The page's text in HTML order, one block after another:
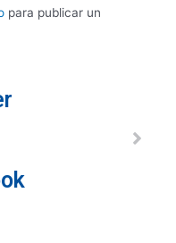
para publicar un